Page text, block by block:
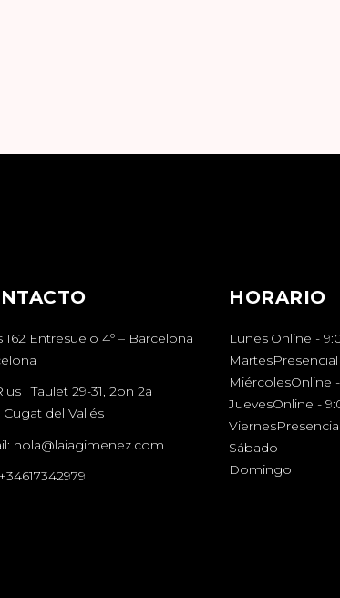
162 Entresuelo 4º – Barcelona
i Taulet 29-31, 2on 2a
Cugat del Vallés
hola@laiagimenez.com
+34617342979
HORARIO
Lunes Online -
Martes
MiércolesOnline
JuevesOnline -
Viernes
Sábado
Domingo